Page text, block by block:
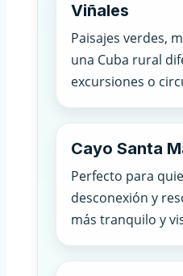
Viñales
Paisajes verdes,
una Cuba rural
excursiones o
Cayo Santa
Perfecto para
desconexión y
más tranquilo y